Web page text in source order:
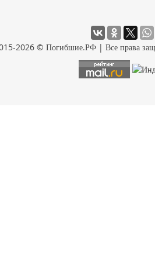
2026 © Погибшие.РФ | Все права